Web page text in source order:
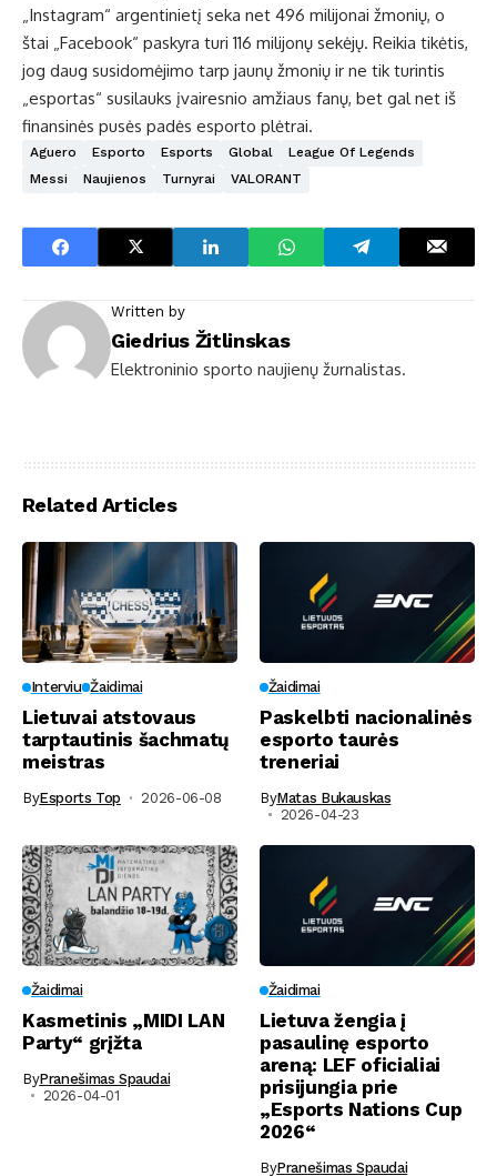
„Instagram“ argentinietį seka net 496 milijonai žmonių, o
štai „Facebook“ paskyra turi 116 milijonų sekėjų. Reikia tikėtis,
jog daug susidomėjimo tarp jaunų žmonių ir ne tik turintis
„esportas“ susilauks įvairesnio amžiaus fanų, bet gal net iš
finansinės pusės padės esporto plėtrai.
Aguero Esporto Esports Global
League Of Legends
Messi
Naujienos Turnyrai VALORANT
Written by
Giedrius Žitlinskas
Elektroninio sporto naujienų žurnalistas.
Related Articles
Interviu Žaidimai
Lietuvai atstovaus
tarptautinis šachmatų
meistras
ByEsports Top 2026-06-08
Žaidimai
Paskelbti nacionalinės
esporto taurės
treneriai
ByMatas Bukauskas
2026-04-23
Žaidimai
Kasmetinis „MIDI LAN
Party“ grįžta
ByPranešimas Spaudai
2026-04-01
Žaidimai
Lietuva žengia į
pasaulinę esporto
areną: LEF oficialiai
prisijungia prie
„Esports Nations Cup
2026“
ByPranešimas Spaudai